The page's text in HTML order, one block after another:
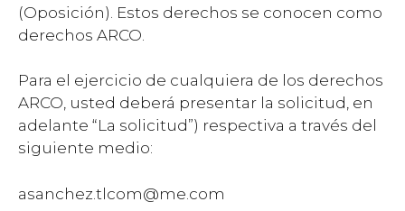
(Oposición). Estos derechos se conocen como
derechos ARCO.
Para el ejercicio de cualquiera de los derechos
ARCO, usted deberá presentar la solicitud, en
adelante “La solicitud”) respectiva a través del
siguiente medio:
asanchez.tlcom@me.com